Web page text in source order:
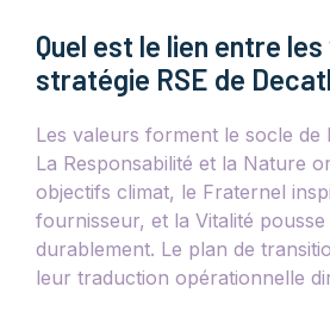
Quel est le lien entre
stratégie RSE de
Les valeurs forment le socle de
La Responsabilité et la Nature
objectifs climat, le Fraternel
fournisseur, et la Vitalité
durablement. Le plan de
leur traduction opérationnelle